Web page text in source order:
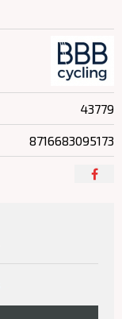
43779
8716683095173